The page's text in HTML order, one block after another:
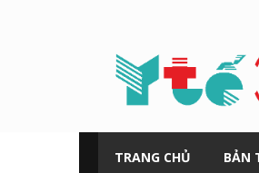
tế
24h
TRANG CHỦ BẢN